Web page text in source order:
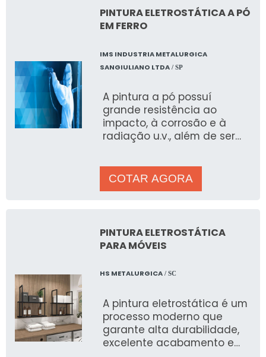
garantimos a aplicação
uniforme, que protege
contra corrosão e
além de proporcionar um
toque moderno e elegante.
qualidade, nossos
revestimentos atendem os
mais exigentes gostos,
entregando o melhor
para seus produtos.
PINTURA ELETROSTÁTICA A PÓ
EM FERRO
IMS INDUSTRIA METALURGICA
SANGIULIANO LTDA/ SP
A pintura a pó possuí
grande resistência ao
impacto, à corrosão e à
radiação u.v., além de ser
ou espessas com
acabamento final de alto
para todos as demandas,
inclusive para produções
em larga escala por ser de
parte de nossa rotina
de tinta prontas para uso:
Epóxi: indicada para peças
industriais, tubulações
marítimas e terrestres e
COTAR AGORA
PINTURA ELETROSTÁTICA
PARA MÓVEIS
HS METALURGICA/ SC
A pintura eletrostática é um
processo moderno que
garante alta durabilidade,
excelente acabamento e